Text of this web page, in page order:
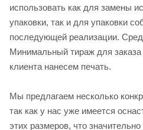
использовать как для замены
упаковки, так и для упаковки
последующей реализации.
Минимальный тираж для
клиента нанесем печать.
Мы предлагаем несколько
так как у нас уже имеется
этих размеров, что